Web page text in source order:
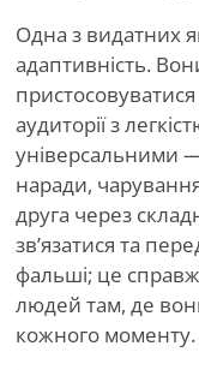
Одна з видатних
адаптивність.
пристосовуватися
аудиторії з
універсальними —
наради,
друга через
зв’язатися та
фальші; це
людей там, де
кожного моменту.